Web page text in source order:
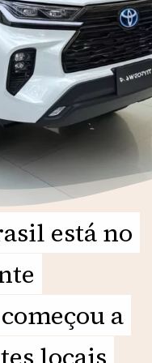
está no
a
está no
a